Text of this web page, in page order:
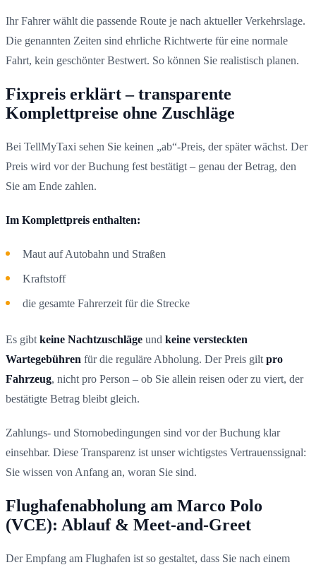
Ihr Fahrer wählt die passende Route je nach aktueller Verkehrslage.
Die genannten Zeiten sind ehrliche Richtwerte für eine normale
Fahrt, kein geschönter Bestwert. So können Sie realistisch planen.
Fixpreis erklärt – transparente
Komplettpreise ohne Zuschläge
Bei TellMyTaxi sehen Sie keinen „ab“-Preis, der später wächst. Der
Preis wird vor der Buchung fest bestätigt – genau der Betrag, den
Sie am Ende zahlen.
Im Komplettpreis enthalten:
Maut auf Autobahn und Straßen
Kraftstoff
die gesamte Fahrerzeit für die Strecke
Es gibt keine Nachtzuschläge und keine versteckten
Wartegebühren für die reguläre Abholung. Der Preis gilt pro
Fahrzeug, nicht pro Person – ob Sie allein reisen oder zu viert, der
bestätigte Betrag bleibt gleich.
Zahlungs- und Stornobedingungen sind vor der Buchung klar
einsehbar. Diese Transparenz ist unser wichtigstes Vertrauenssignal:
Sie wissen von Anfang an, woran Sie sind.
Flughafenabholung am Marco Polo
(VCE): Ablauf & Meet-and-Greet
Der Empfang am Flughafen ist so gestaltet, dass Sie nach einem